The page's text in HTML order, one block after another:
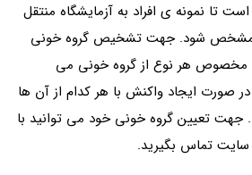
است تا نمونه ی افراد به آزمایشگاه منتقل
مشخص شود. جهت تشخیص گروه خونی
مخصوص هر نوع از گروه خونی می
صورت ایجاد واکنش با هر کدام از آن ها
تعیین گروه خونی خود می توانید با
تماس بگیرید.